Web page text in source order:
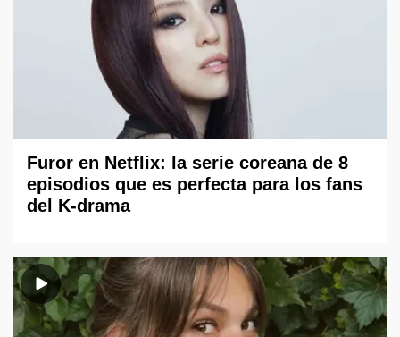
Furor en Netflix: la serie coreana de 8
episodios que es perfecta para los fans
del K-drama